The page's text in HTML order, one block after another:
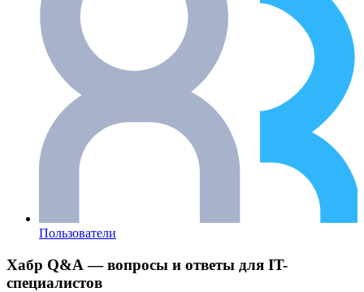
Пользователи
Хабр Q&A — вопросы и ответы для IT-
специалистов